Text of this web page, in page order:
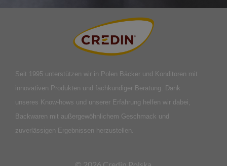
Seit 1995 unterstützen wir in Polen Bäcker und Konditoren mit
innovativen Produkten und fachkundiger Beratung. Dank
unseres Know-hows und unserer Erfahrung helfen wir dabei,
Backwaren mit außergewöhnlichem Geschmack und
zuverlässigen Ergebnissen herzustellen.